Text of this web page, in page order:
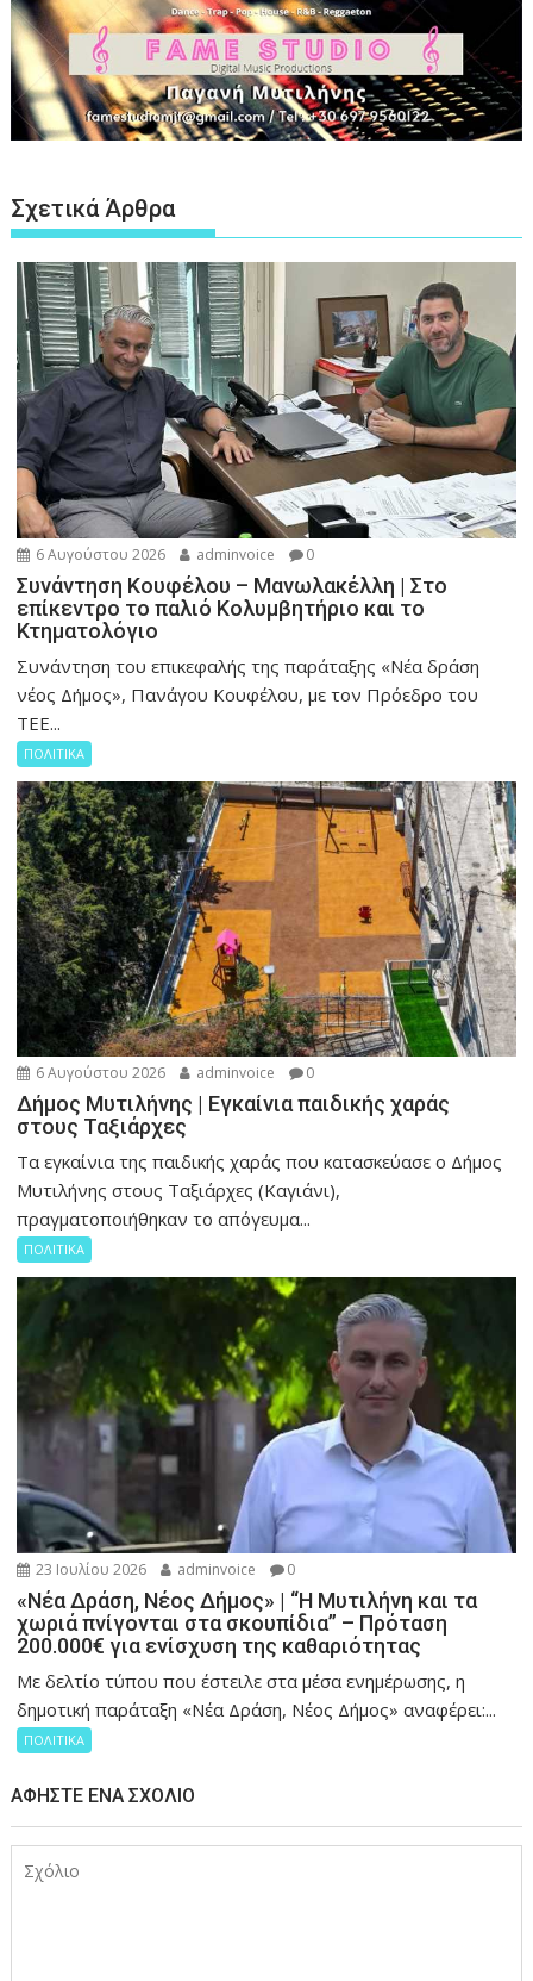
Σχετικά Άρθρα
6 Αυγούστου 2026 adminvoice 0
Συνάντηση Κουφέλου – Μανωλακέλλη | Στο
επίκεντρο το παλιό Κολυμβητήριο και το
Κτηματολόγιο
Συνάντηση του επικεφαλής της παράταξης «Νέα δράση
νέος Δήμος», Πανάγου Κουφέλου, με τον Πρόεδρο του
ΤΕΕ...
ΠΟΛΙΤΙΚΑ
6 Αυγούστου 2026 adminvoice 0
Δήμος Μυτιλήνης | Εγκαίνια παιδικής χαράς
στους Ταξιάρχες
Tα εγκαίνια της παιδικής χαράς που κατασκεύασε ο Δήμος
Μυτιλήνης στους Ταξιάρχες (Καγιάνι),
πραγματοποιήθηκαν το απόγευμα...
ΠΟΛΙΤΙΚΑ
23 Ιουλίου 2026 adminvoice 0
«Νέα Δράση, Νέος Δήμος» | “Η Μυτιλήνη και τα
χωριά πνίγονται στα σκουπίδια” – Πρόταση
200.000€ για ενίσχυση της καθαριότητας
Με δελτίο τύπου που έστειλε στα μέσα ενημέρωσης, η
δημοτική παράταξη «Νέα Δράση, Νέος Δήμος» αναφέρει:...
ΠΟΛΙΤΙΚΑ
ΑΦΉΣΤΕ ΈΝΑ ΣΧΌΛΙΟ